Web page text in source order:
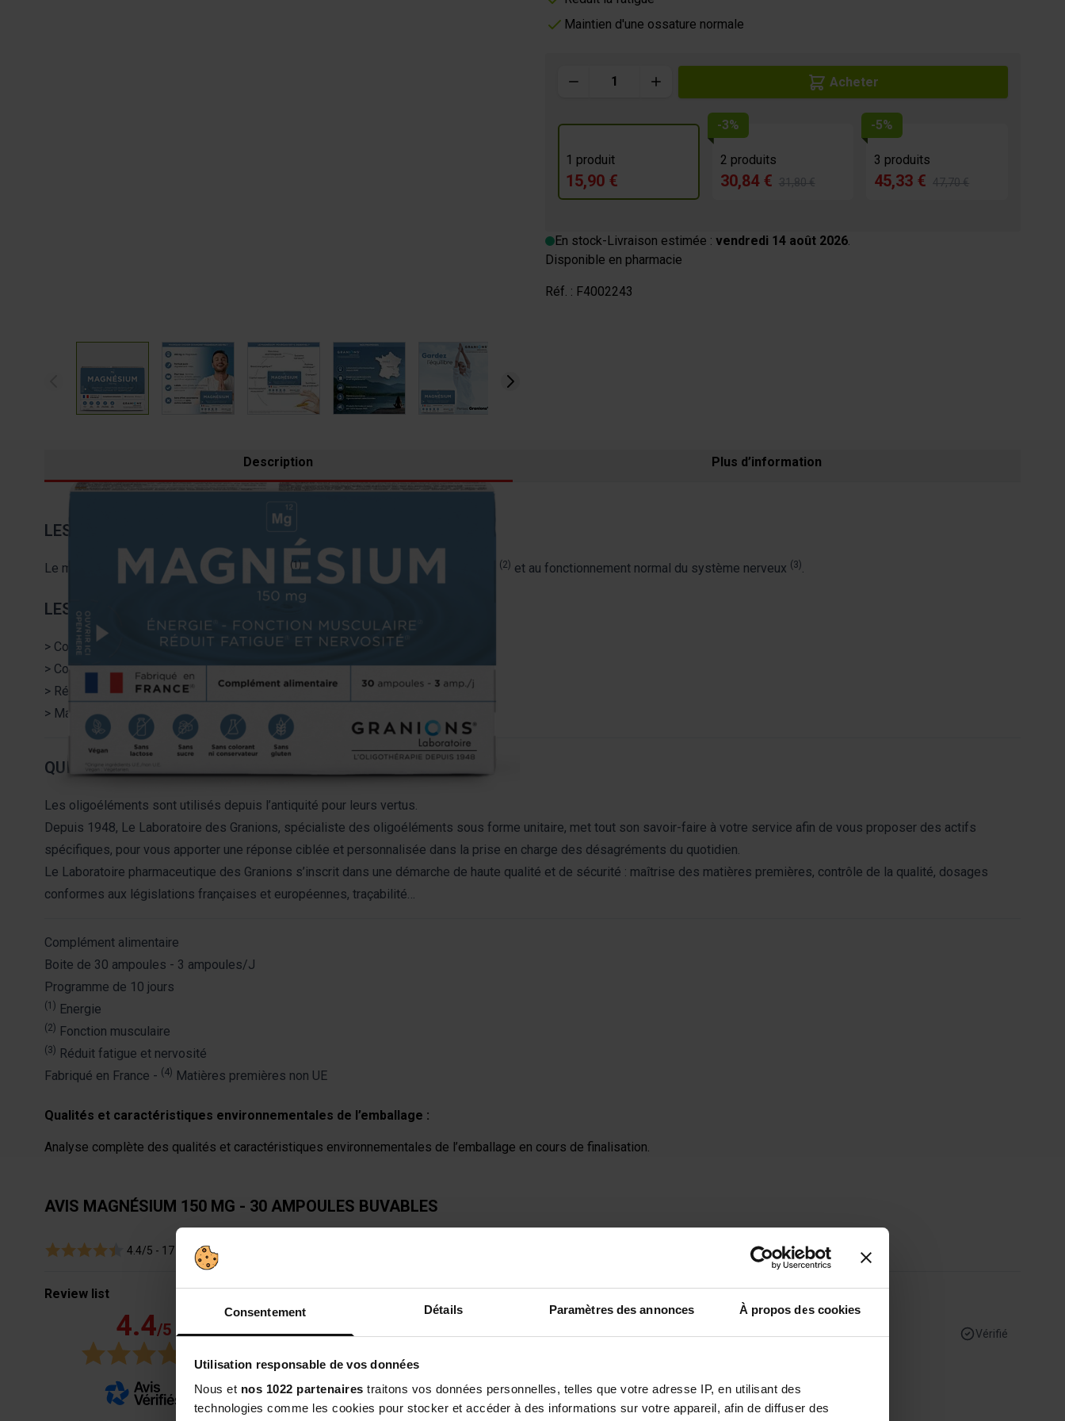
Consentement Détails Paramètres des annonces À propos des cookies
Utilisation responsable de vos données
Nous et nos 1022 partenaires traitons vos données personnelles, telles que votre adresse IP, en utilisant des
technologies comme les cookies pour stocker et accéder à des informations sur votre appareil, afin de diffuser des
View larger imageView larger imageView larger imageView larger imageView larger image
Maintien d'une ossature normale
Acheter
1 produit
15,90 €
-3%
2 produits
30,84 € 31,80 €
-5%
3 produits
45,33 € 47,70 €
En stock-Livraison estimée : vendredi 14 août 2026.
Disponible en pharmacie
Réf. : F4002243
Description Plus d’information
LES BIENFAITS DU MAGNÉSIUM :
Le magnésium contribue à réduire la fatigue (1), à une fonction musculaire normale (2) et au fonctionnement normal du système nerveux (3).
LES AVANTAGES DU MAGNÉSIUM GRANIONS :
> Contribue à réduire la fatigue et le stress.
> Contribue aux fonctions musculaire et psychologique normales.
> Réduit la fatigue.
> Maintien d'une ossature normale.
QUI SOMMES NOUS ?
Les oligoéléments sont utilisés depuis l’antiquité pour leurs vertus.
Depuis 1948, Le Laboratoire des Granions, spécialiste des oligoéléments sous forme unitaire, met tout son savoir-faire à votre service afin de vous proposer des actifs
spécifiques, pour vous apporter une réponse ciblée et personnalisée dans la prise en charge des désagréments du quotidien.
Le Laboratoire pharmaceutique des Granions s’inscrit dans une démarche de haute qualité et de sécurité : maîtrise des matières premières, contrôle de la qualité, dosages
conformes aux législations françaises et européennes, traçabilité…
Complément alimentaire
Boite de 30 ampoules - 3 ampoules/J
Programme de 10 jours
(1) Energie
(2) Fonction musculaire
(3) Réduit fatigue et nervosité
Fabriqué en France - (4) Matières premières non UE
Qualités et caractéristiques environnementales de l’emballage :
Analyse complète des qualités et caractéristiques environnementales de l’emballage en cours de finalisation.
AVIS MAGNÉSIUM 150 MG - 30 AMPOULES BUVABLES
4.4/5 - 17 avis
Review list
4.4/5 5/5 Vérifié
Indispensable et naturel complément.
Avis du13/06/2026 , suite à une expérience du 13/05/2026 par Karine T. sur le sitehttps://www.granions.fr/
Magnésium 150 mg - 30 ampoules buvables (Réf. : F4002243)